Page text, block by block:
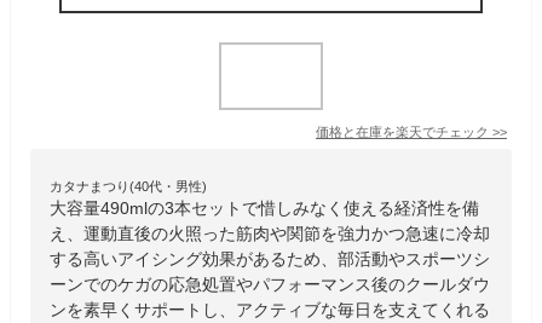
価格と在庫を楽天でチェック >>
カタナまつり(40代・男性)
大容量490mlの3本セットで惜しみなく使える経済性を備
え、運動直後の火照った筋肉や関節を強力かつ急速に冷却
する高いアイシング効果があるため、部活動やスポーツシ
ーンでのケガの応急処置やパフォーマンス後のクールダウ
ンを素早くサポートし、アクティブな毎日を支えてくれる